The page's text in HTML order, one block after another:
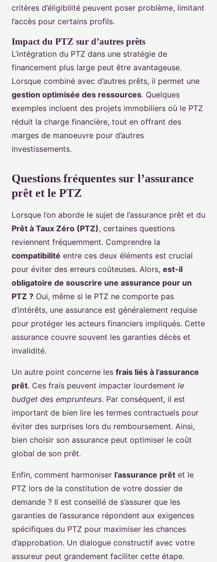
critères d’éligibilité peuvent poser problème, limitant
l’accès pour certains profils.
Impact du PTZ sur d’autres prêts
L’intégration du PTZ dans une stratégie de
financement plus large peut être avantageuse.
Lorsque combiné avec d’autres prêts, il permet une
gestion optimisée des ressources. Quelques
exemples incluent des projets immobiliers où le PTZ
réduit la charge financière, tout en offrant des
marges de manoeuvre pour d’autres
investissements.
Questions fréquentes sur l’assurance
prêt et le PTZ
Lorsque l’on aborde le sujet de l’assurance prêt et du
Prêt à Taux Zéro (PTZ), certaines questions
reviennent fréquemment. Comprendre la
compatibilité entre ces deux éléments est crucial
pour éviter des erreurs coûteuses. Alors, est-il
obligatoire de souscrire une assurance pour un
PTZ ? Oui, même si le PTZ ne comporte pas
d’intérêts, une assurance est généralement requise
pour protéger les acteurs financiers impliqués. Cette
assurance couvre souvent les garanties décès et
invalidité.
Un autre point concerne les frais liés à l’assurance
prêt. Ces frais peuvent impacter lourdement le
budget des emprunteurs. Par conséquent, il est
important de bien lire les termes contractuels pour
éviter des surprises lors du remboursement. Ainsi,
bien choisir son assurance peut optimiser le coût
global de son prêt.
Enfin, comment harmoniser l’assurance prêt et le
PTZ lors de la constitution de votre dossier de
demande ? Il est conseillé de s’assurer que les
garanties de l’assurance répondent aux exigences
spécifiques du PTZ pour maximiser les chances
d’approbation. Un dialogue constructif avec votre
assureur peut grandement faciliter cette étape.